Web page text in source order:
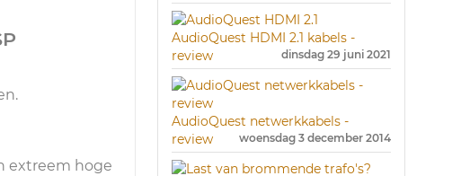
extreem hoge
AudioQuest HDMI 2.1 kabels -
review
dinsdag 29 juni 2021
AudioQuest netwerkkabels -
review
woensdag 3 december 2014